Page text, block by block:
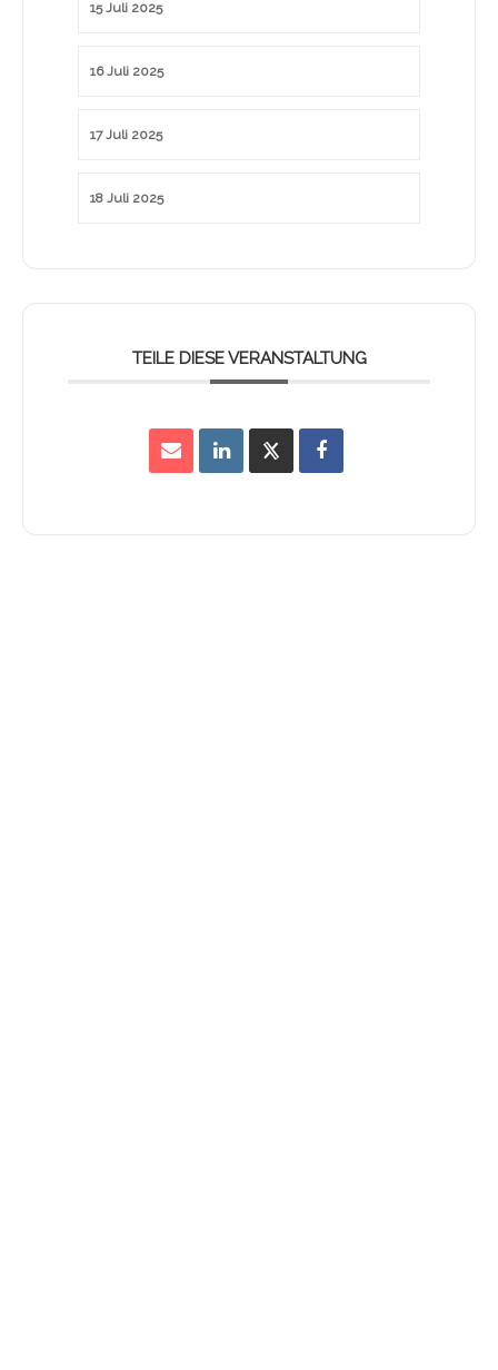
15 Juli 2025
16 Juli 2025
17 Juli 2025
18 Juli 2025
TEILE DIESE VERANSTALTUNG